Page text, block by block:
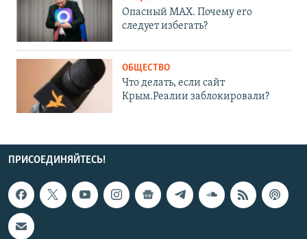
Опасный MAX. Почему его
следует избегать?
ОБЩЕСТВО
Что делать, если сайт
Крым.Реалии заблокировали?
ПРИСОЕДИНЯЙТЕСЬ!